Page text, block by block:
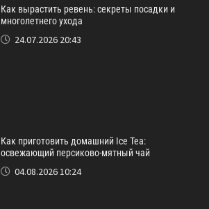
Как вырастить ревень: секреты посадки и
многолетнего ухода
24.07.2026 20:43
Как приготовить домашний Ice Tea:
освежающий персиково-мятный чай
04.08.2026 10:24